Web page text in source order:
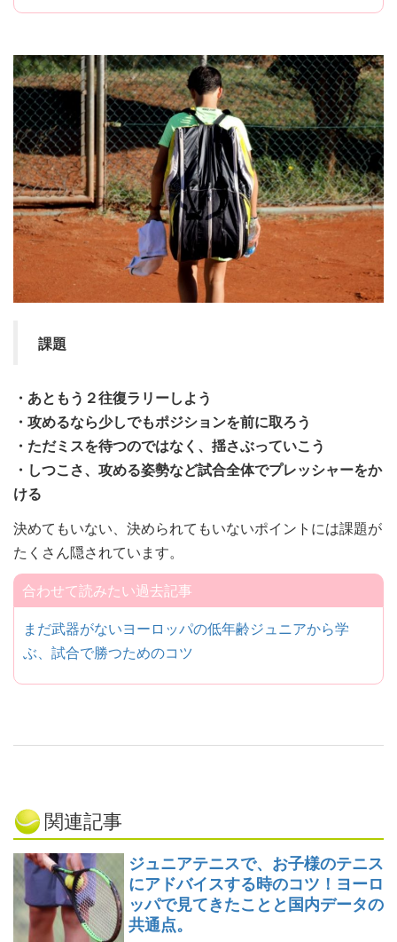
課題
・あともう２往復ラリーしよう
・攻めるなら少しでもポジションを前に取ろう
・ただミスを待つのではなく、揺さぶっていこう
・しつこさ、攻める姿勢など試合全体でプレッシャーをか
ける
決めてもいない、決められてもいないポイントには課題が
たくさん隠されています。
合わせて読みたい過去記事
まだ武器がないヨーロッパの低年齢ジュニアから学
ぶ、試合で勝つためのコツ
関連記事
ジュニアテニスで、お子様のテニス
にアドバイスする時のコツ！ヨーロ
ッパで見てきたことと国内データの
共通点。